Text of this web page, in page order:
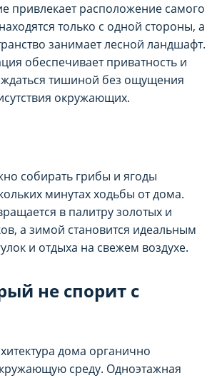
привлекает расположение самого
только с одной стороны, а
занимает лесной ландшафт.
обеспечивает приватность и
тишиной без ощущения
окружающих.
собирать грибы и ягоды
минутах ходьбы от дома.
в палитру золотых и
а зимой становится идеальным
и отдыха на свежем воздухе.
не спорит с
дома органично
среду. Одноэтажная